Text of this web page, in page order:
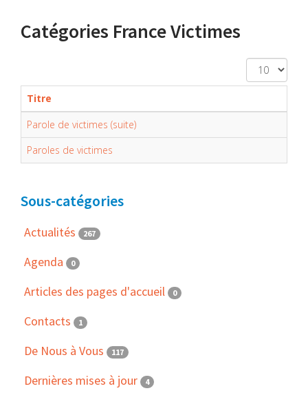
Catégories France Victimes
Affichage
#
Titre
Parole de victimes (suite)
Paroles de victimes
Sous-catégories
Actualités 267
Agenda 0
Articles des pages d'accueil 0
Contacts 1
De Nous à Vous 117
Dernières mises à jour 4